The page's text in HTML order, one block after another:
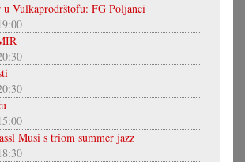
u Vulkaprodrštofu: FG Poljanci
Musi s triom summer jazz